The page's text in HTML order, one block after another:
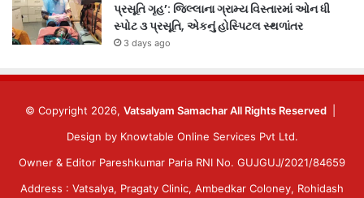
પ્રસૂતિ ગૃહ’: જિલ્લાના ગ્રામ્ય વિસ્તારમાં ઓન ધી
સ્પોટ ૩ પ્રસૂતિ, એકનું હોસ્પિટલ સ્થળાંતર
3 days ago
© Copyright 2026, Vatsalyam Samachar All Rights Reserved
Design by Knowtable Online Services Pvt Ltd.
Owner & Editor Pareshkumar Paria RNI No. GUJGUJ/2021/84659
Address : Vatsalya, Pragaty Clinic, Ambedkar Coloney, Rohidash